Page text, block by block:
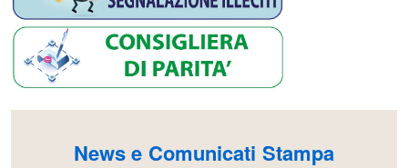
News e Comunicati Stampa